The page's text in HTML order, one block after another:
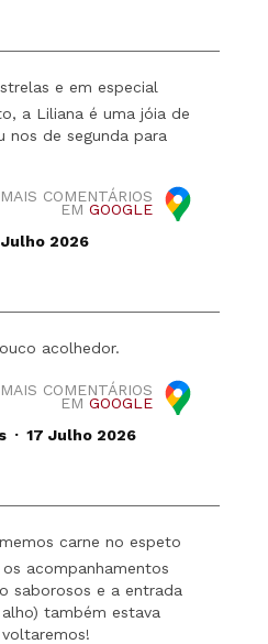
e em especial
a Liliana é uma jóia de
nos de segunda para
MAIS COMENTÁRIOS
EM GOOGLE
Julho 2026
acolhedor.
MAIS COMENTÁRIOS
EM GOOGLE
. 17 Julho 2026
carne no espeto
acompanhamentos
saborosos e a entrada
também estava